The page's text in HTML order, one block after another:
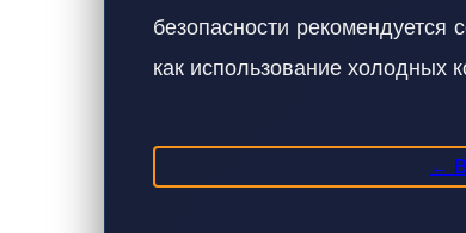
безопасности рекомендуется
как использование холодных
←